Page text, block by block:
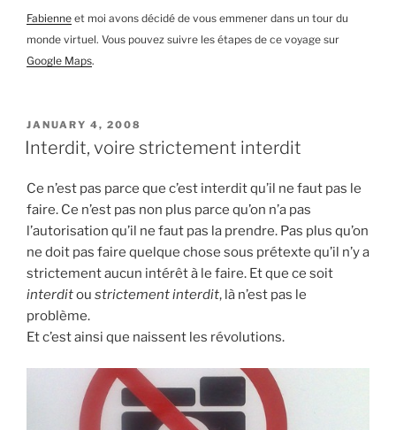
Fabienne et moi avons décidé de vous emmener dans un tour du
monde virtuel. Vous pouvez suivre les étapes de ce voyage sur
Google Maps.
POSTED
ON
JANUARY 4, 2008
Interdit, voire strictement interdit
Ce n’est pas parce que c’est interdit qu’il ne faut pas le
faire. Ce n’est pas non plus parce qu’on n’a pas
l’autorisation qu’il ne faut pas la prendre. Pas plus qu’on
ne doit pas faire quelque chose sous prétexte qu’il n’y a
strictement aucun intérêt à le faire. Et que ce soit
interditou strictement interdit, là n’est pas le
problème.
Et c’est ainsi que naissent les révolutions.